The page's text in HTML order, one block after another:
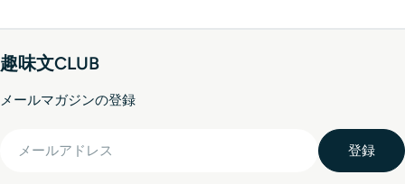
趣味文CLUB
メールマガジンの登録
登録